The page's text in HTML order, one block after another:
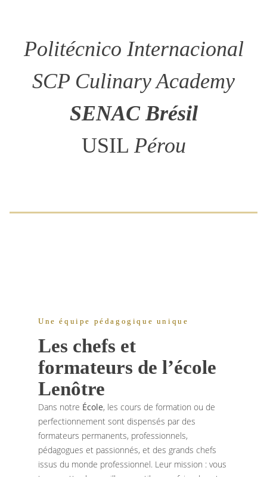
Politécnico Internacional
SCP Culinary Academy
SENAC Brésil
USIL Pérou
Une équipe pédagogique unique
Les chefs et
formateurs de l’école
Lenôtre
Dans notre École, les cours de formation ou de
perfectionnement sont dispensés par des
formateurs permanents, professionnels,
pédagogues et passionnés, et des grands chefs
issus du monde professionnel. Leur mission : vous